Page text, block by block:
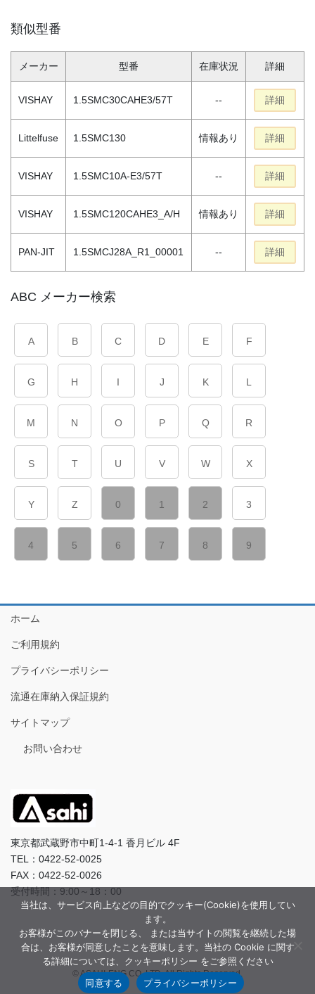
類似型番
メーカー 型番 在庫状況 詳細
VISHAY 1.5SMC30CAHE3/57T -- 詳細
Littelfuse 1.5SMC130 情報あり 詳細
VISHAY 1.5SMC10A-E3/57T -- 詳細
VISHAY 1.5SMC120CAHE3_A/H 情報あり 詳細
PAN-JIT 1.5SMCJ28A_R1_00001 -- 詳細
ABC メーカー検索
A B C D E F
G H I J K L
M N O P Q R
S T U V W X
Y Z 0 1 2 3
4 5 6 7 8 9
ホーム
ご利用規約
プライバシーポリシー
流通在庫納入保証規約
サイトマップ
お問い合わせ
東京都武蔵野市中町1-4-1 香月ビル 4F
TEL：0422-52-0025
FAX：0422-52-0026
受付時間：9:00～18：00
© ASAHI-ENG CO.,LTD. All Rights Reserved.
当社は、サービス向上などの目的でクッキー(Cookie)を使用してい
ます。
お客様がこのバナーを閉じる、 または当サイトの閲覧を継続した場
合は、お客様が同意したことを意味します。当社の Cookie に関す
る詳細については、クッキーポリシー をご参照ください
同意する
プライバシーポリシー